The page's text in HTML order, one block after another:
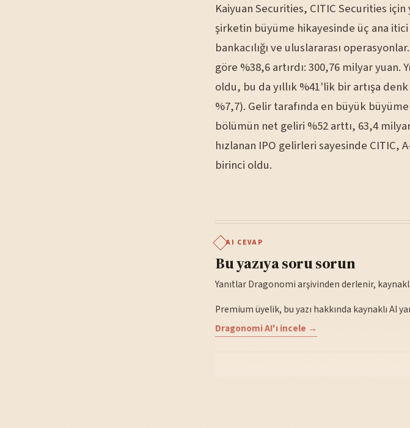
Kaiyuan Securities, CITIC Securities için
şirketin büyüme hikayesinde üç ana itici
bankacılığı ve uluslararası
göre %38,6 artırdı: 300,76 milyar yuan.
oldu, bu da yıllık %41'lik bir artışa
%7,7). Gelir tarafında en büyük büyüme
bölümün net geliri %52 arttı, 63,4
hızlanan IPO gelirleri sayesinde CITIC,
birinci oldu.
AI CEVAP
Bu yazıya soru sorun
Yanıtlar Dragonomi arşivinden derlenir,
Premium üyelik, bu yazı hakkında kaynaklı AI
Dragonomi AI'ı incele →